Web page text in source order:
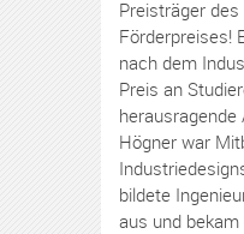
Preisträger
Förderpreises!
nach dem
Preis an
herausragende
Högner war
bildete
aus und